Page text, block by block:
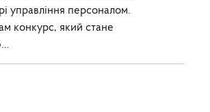
управління персоналом.
конкурс, який стане